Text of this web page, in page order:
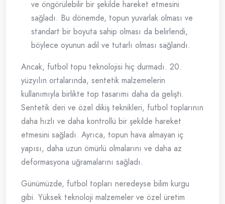
ve öngörülebilir bir şekilde hareket etmesini
sağladı. Bu dönemde, topun yuvarlak olması ve
standart bir boyuta sahip olması da belirlendi,
böylece oyunun adil ve tutarlı olması sağlandı.
Ancak, futbol topu teknolojisi hiç durmadı. 20.
yüzyılın ortalarında, sentetik malzemelerin
kullanımıyla birlikte top tasarımı daha da gelişti.
Sentetik deri ve özel dikiş teknikleri, futbol toplarının
daha hızlı ve daha kontrollü bir şekilde hareket
etmesini sağladı. Ayrıca, topun hava almayan iç
yapısı, daha uzun ömürlü olmalarını ve daha az
deformasyona uğramalarını sağladı.
Günümüzde, futbol topları neredeyse bilim kurgu
gibi. Yüksek teknoloji malzemeler ve özel üretim